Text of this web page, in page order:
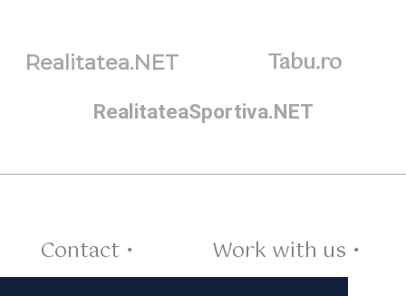
Realitatea.NET Tabu.ro
RealitateaSportiva.NET
Contact • Work with us •